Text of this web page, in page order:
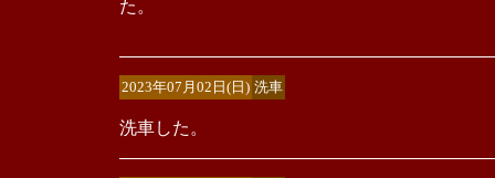
た。
2023年07月02日(日) 洗車
洗車した。